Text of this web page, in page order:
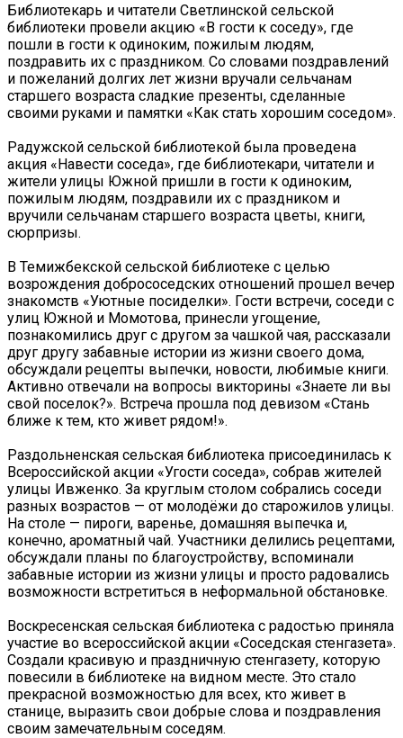
Библиотекарь и читатели Светлинской сельской
библиотеки провели акцию «В гости к соседу», где
пошли в гости к одиноким, пожилым людям,
поздравить их с праздником. Со словами поздравлений
и пожеланий долгих лет жизни вручали сельчанам
старшего возраста сладкие презенты, сделанные
своими руками и памятки «Как стать хорошим соседом».
Радужской сельской библиотекой была проведена
акция «Навести соседа», где библиотекари, читатели и
жители улицы Южной пришли в гости к одиноким,
пожилым людям, поздравили их с праздником и
вручили сельчанам старшего возраста цветы, книги,
сюрпризы.
В Темижбекской сельской библиотеке с целью
возрождения добрососедских отношений прошел вечер
знакомств «Уютные посиделки». Гости встречи, соседи с
улиц Южной и Момотова, принесли угощение,
познакомились друг с другом за чашкой чая, рассказали
друг другу забавные истории из жизни своего дома,
обсуждали рецепты выпечки, новости, любимые книги.
Активно отвечали на вопросы викторины «Знаете ли вы
свой поселок?». Встреча прошла под девизом «Стань
ближе к тем, кто живет рядом!».
Раздольненская сельская библиотека присоединилась к
Всероссийской акции «Угости соседа», собрав жителей
улицы Ивженко. За круглым столом собрались соседи
разных возрастов — от молодёжи до старожилов улицы.
На столе — пироги, варенье, домашняя выпечка и,
конечно, ароматный чай. Участники делились рецептами,
обсуждали планы по благоустройству, вспоминали
забавные истории из жизни улицы и просто радовались
возможности встретиться в неформальной обстановке.
Воскресенская сельская библиотека с радостью приняла
участие во всероссийской акции «Соседская стенгазета».
Создали красивую и праздничную стенгазету, которую
повесили в библиотеке на видном месте. Это стало
прекрасной возможностью для всех, кто живет в
станице, выразить свои добрые слова и поздравления
своим замечательным соседям.